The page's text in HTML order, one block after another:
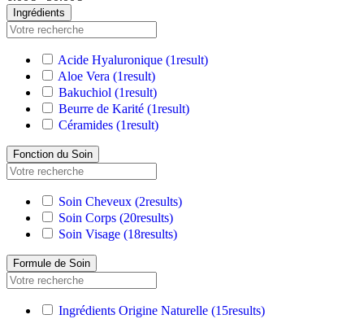
Ingrédients
Acide Hyaluronique (1result)
Aloe Vera (1result)
Bakuchiol (1result)
Beurre de Karité (1result)
Céramides (1result)
Fonction du Soin
Soin Cheveux (2results)
Soin Corps (20results)
Soin Visage (18results)
Formule de Soin
Ingrédients Origine Naturelle (15results)